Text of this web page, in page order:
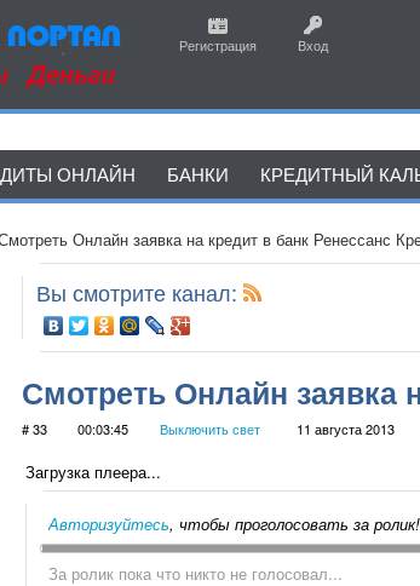
Регистрация Вход
ОНЛАЙН БАНКИ КРЕДИТНЫЙ
Онлайн заявка на кредит в банк Ренессанс
Вы смотрите канал:
Смотреть Онлайн заявка
# 33 00:03:45 Выключить свет 11 августа 2013
Загрузка плеера...
Авторизуйтесь, чтобы проголосовать за ролик!
За ролик пока что никто не голосовал...